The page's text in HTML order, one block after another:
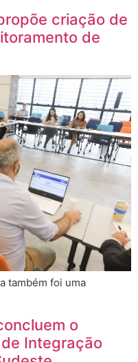
criação de
de
também foi uma
o
Integração